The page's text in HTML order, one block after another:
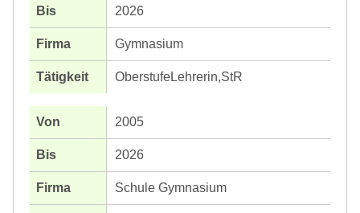
2026
Gymnasium
OberstufeLehrerin,StR
2005
2026
Schule Gymnasium